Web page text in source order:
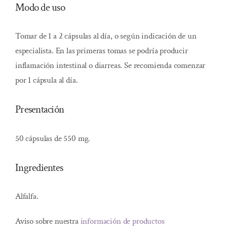
Modo de uso
Tomar de 1 a 2 cápsulas al día, o según indicación de un
especialista. En las primeras tomas se podría producir
inflamación intestinal o diarreas. Se recomienda comenzar
por 1 cápsula al día.
Presentación
50 cápsulas de 550 mg.
Ingredientes
Alfalfa.
Aviso sobre nuestrainformación de productos